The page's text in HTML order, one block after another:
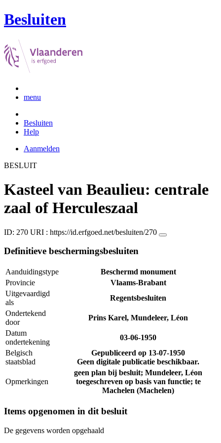
Besluiten
menu
Besluiten
Help
Aanmelden
BESLUIT
Kasteel van Beaulieu: centrale
zaal of Herculeszaal
ID: 270 URI : https://id.erfgoed.net/besluiten/270
Definitieve beschermingsbesluiten
Aanduidingstype
Beschermd monument
Provincie
Vlaams-Brabant
Uitgevaardigd
als
Regentsbesluiten
Ondertekend
door
Prins Karel, Mundeleer, Léon
Datum
ondertekening
03-06-1950
Belgisch
staatsblad
Gepubliceerd op 13-07-1950
Geen digitale publicatie beschikbaar.
Opmerkingen
geen plan bij besluit; Mundeleer, Léon
toegeschreven op basis van functie; te
Machelen (Machelen)
Items opgenomen in dit besluit
De gegevens worden opgehaald